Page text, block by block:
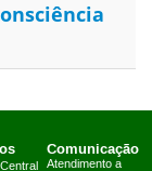
Comunicação
Atendimento a